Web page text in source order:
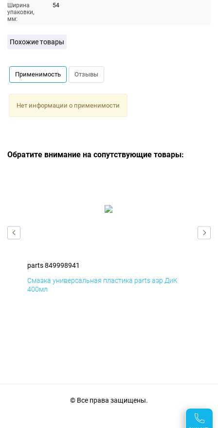
Ширина
упаковки,
мм:
54
Похожие товары
Применимость Отзывы
Нет информации о применимости
Обратите внимание на сопутствующие товары:
parts 849998941
Смазка универсальная пластика parts аэр ДиК
400мл
© Все права защищены.